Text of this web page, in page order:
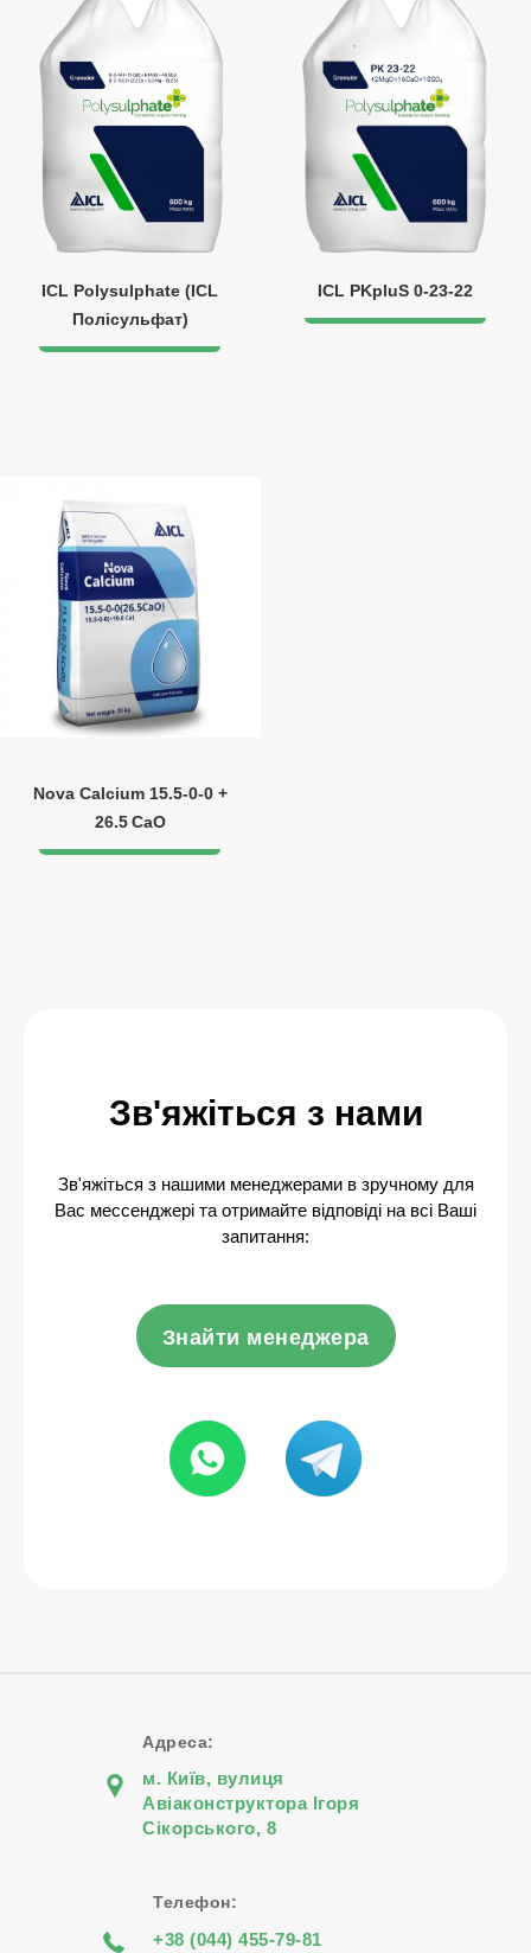
ICL Polysulphate (ICL
Полісульфат)
ICL PKpluS 0-23-22
Nova Calcium 15.5‑0‑0 +
26.5 CaO
Зв'яжіться з нами
Зв'яжіться з нашими менеджерами в зручному для
Вас мессенджері та отримайте відповіді на всі Ваші
запитання:
Знайти менеджера
Адреса:
м. Київ, вулиця
Авіаконструктора Iгоря
Сiкорського, 8
Телефон:
+38 (044) 455-79-81